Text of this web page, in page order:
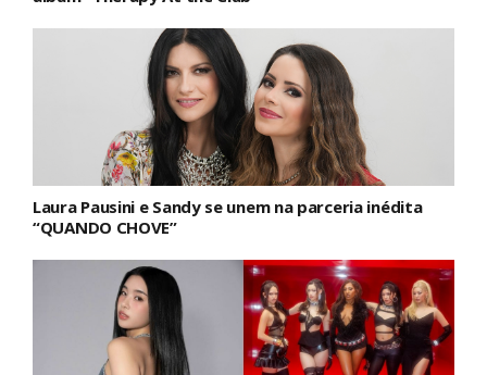
Laura Pausini e Sandy se unem na parceria inédita
“QUANDO CHOVE”